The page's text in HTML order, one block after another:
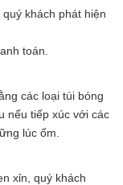
khách phát hiện
toán.
các loại túi bóng
nếu tiếp xúc với các
lúc ốm.
xỉn, quý khách